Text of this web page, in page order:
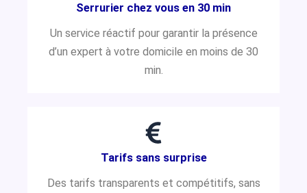
Serrurier chez vous en 30 min
Un service réactif pour garantir la présence
d’un expert à votre domicile en moins de 30
min.
Tarifs sans surprise
Des tarifs transparents et compétitifs, sans